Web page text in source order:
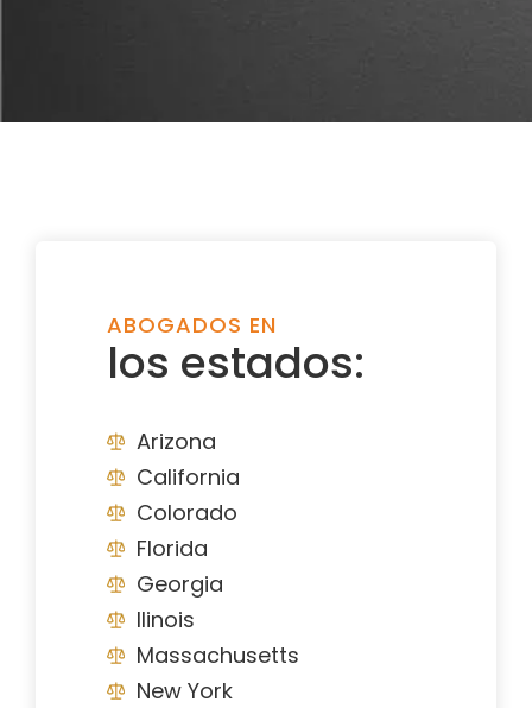
ABOGADOS EN
los estados:
Arizona
California
Colorado
Florida
Georgia
Ilinois
Massachusetts
New York